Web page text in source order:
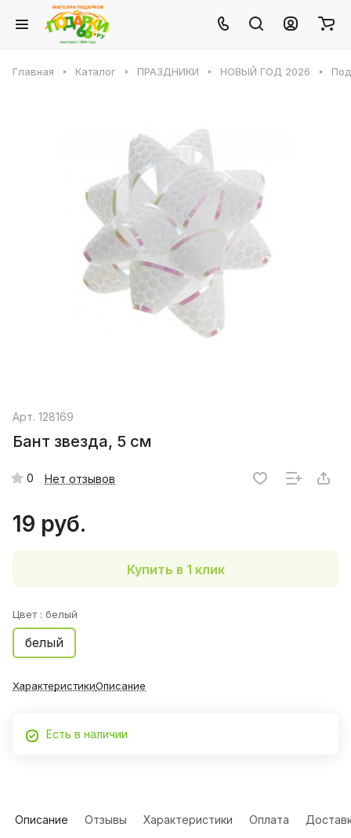
Главная Каталог ПРАЗДНИКИ НОВЫЙ ГОД 2026
Арт. 128169
Бант звезда, 5 см
0 Нет отзывов
19 руб.
Купить в 1 клик
Цвет : белый
белый
ХарактеристикиОписание
Есть в наличии
Описание Отзывы Характеристики Оплата